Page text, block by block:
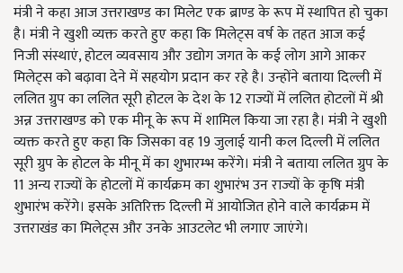
मंत्री ने कहा आज उत्तराखण्ड का मिलेट एक ब्राण्ड के रूप में स्थापित हो चुका
है। मंत्री ने खुशी व्यक्त करते हुए कहा कि मिलेट्स वर्ष के तहत आज कई
निजी संस्थाएं, होटल व्यवसाय और उद्योग जगत के कई लोग आगे आकर
मिलेट्स को बढ़ावा देने में सहयोग प्रदान कर रहे है। उन्होंने बताया दिल्ली में
ललित ग्रुप का ललित सूरी होटल के देश के 12 राज्यों में ललित होटलों में श्री
अन्न उत्तराखण्ड को एक मीनू के रूप में शामिल किया जा रहा है। मंत्री ने खुशी
व्यक्त करते हुए कहा कि जिसका वह 19 जुलाई यानी कल दिल्ली में ललित
सूरी ग्रुप के होटल के मीनू में का शुभारम्भ करेंगे। मंत्री ने बताया ललित ग्रुप के
11 अन्य राज्यों के होटलों में कार्यक्रम का शुभारंभ उन राज्यों के कृषि मंत्री
शुभारंभ करेंगे। इसके अतिरिक्त दिल्ली में आयोजित होने वाले कार्यक्रम में
उत्तराखंड का मिलेट्स और उनके आउटलेट भी लगाए जाएंगे।